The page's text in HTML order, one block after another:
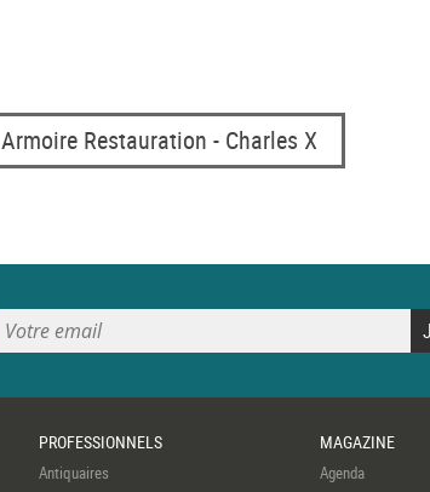
Armoire Restauration - Charles X
PROFESSIONNELS
Antiquaires
MAGAZINE
Agenda